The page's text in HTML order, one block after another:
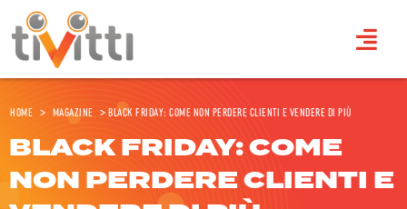
Home > Magazine >Black Friday: come non perdere clienti e vendere di più
BLACK FRIDAY: COME
NON PERDERE CLIENTI E